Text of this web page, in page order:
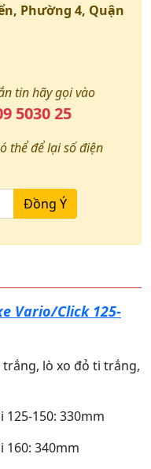
Phường 4, Quận
tin hãy gọi vào
5030 25
thể để lại số điện
Đồng Ý
Vario/Click 125-
trắng, lò xo đỏ ti trắng,
125-150: 330mm
160: 340mm